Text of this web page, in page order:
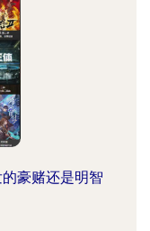
豪赌还是明智